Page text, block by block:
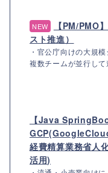
NEW
【PM/PMO
スト推進）
・官公庁向けの大規
複数チームが並行し
【Java
経費精算業務省人
活用)